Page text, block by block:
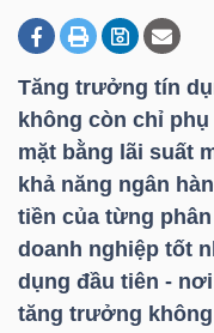
Tăng trưởng tín
không còn chỉ
mặt bằng lãi suất
khả năng ngân
tiền của từng
doanh nghiệp tốt
dụng đầu tiên -
tăng trưởng
DOANH
NGHIỆP
ĐỘNG